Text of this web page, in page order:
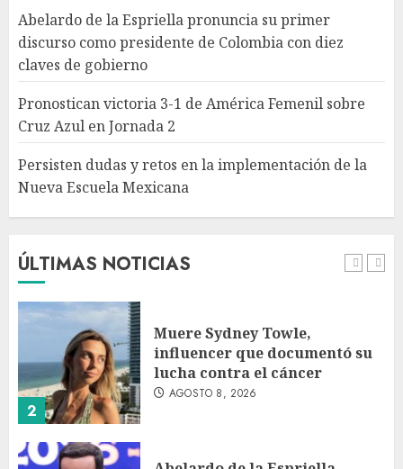
Abelardo de la Espriella pronuncia su primer
discurso como presidente de Colombia con diez
claves de gobierno
Pronostican victoria 3-1 de América Femenil sobre
Cruz Azul en Jornada 2
Persisten dudas y retos en la implementación de la
Nueva Escuela Mexicana
ÚLTIMAS NOTICIAS
5
Persisten dudas y retos en la
AGOSTO 8, 2026
1
México Sub-20 derrota a
Canadá y clasifica a la final del
AGOSTO 8, 2026
2
Muere Sydney Towle,
influencer que documentó su
lucha contra el cáncer
AGOSTO 8, 2026